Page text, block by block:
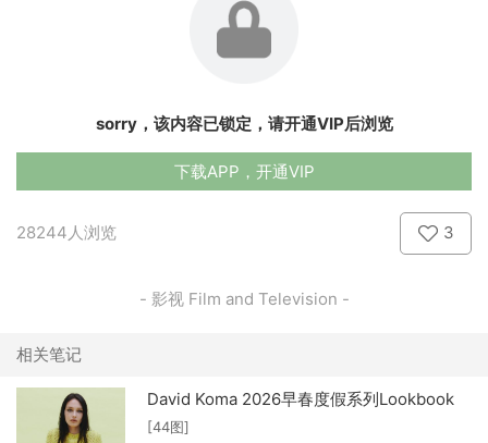
sorry，该内容已锁定，请开通VIP后浏览
下载APP，开通VIP
28244人浏览 3
- 影视 Film and Television -
相关笔记
David Koma 2026早春度假系列Lookbook
[44图]